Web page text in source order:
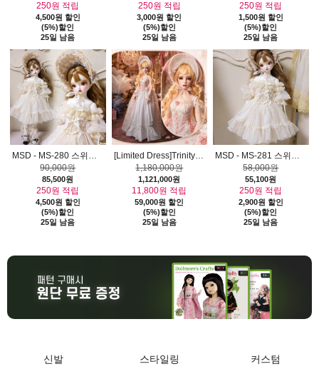
250원 적립
4,500원 할인
(5%)할인
25일 남음
250원 적립
3,000원 할인
(5%)할인
25일 남음
250원 적립
1,500원 할인
(5%)할인
25일 남음
MSD - MS-280 스위트 튤 드레스 세트 AJM0806
90,000원
85,500원
250원 적립
4,500원 할인
(5%)할인
25일 남음
[Limited Dress]Trinity Doll F Size - Angelique Rose Dress Set - LE10
1,180,000원
1,121,000원
11,800원 적립
59,000원 할인
(5%)할인
25일 남음
MSD - MS-281 스위트 튤 원피스 AJM0806
58,000원
55,100원
250원 적립
2,900원 할인
(5%)할인
25일 남음
신발 스타일링 커스텀